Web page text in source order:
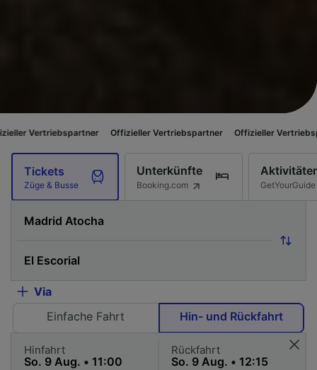
Offizieller Vertriebspartner Offizieller Vertriebspartner
Tickets
Züge & Busse
Unterkünfte
Booking.com GetYourGuide
Via
Einfache Fahrt
Hin- und Rückfahrt
Hinfahrt Rückfahrt